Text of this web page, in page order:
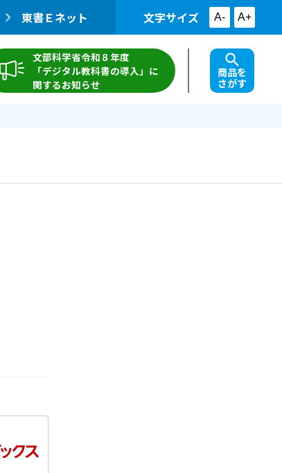
東書Ｅネット 文字サイズ A- A+
文部科学省令和８年度
「デジタル教科書の導入」に
関するお知らせ
商品を
さがす